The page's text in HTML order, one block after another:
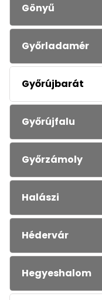
Gönyű
Győrladamér
Győrújbarát
Győrújfalu
Győrzámoly
Halászi
Hédervár
Hegyeshalom